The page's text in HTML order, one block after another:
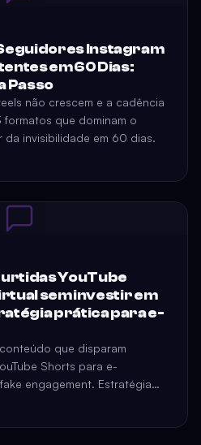
Instagram
em 60 Dias:
Passo
não crescem e a cadência
formatos que dominam o
invisibilidade em 60 dias.
YouTube
sem investir em
prática para e-
que disparam
Shorts para e-
engagement. Estratégia